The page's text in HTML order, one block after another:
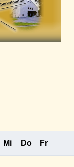
Mi Do Fr